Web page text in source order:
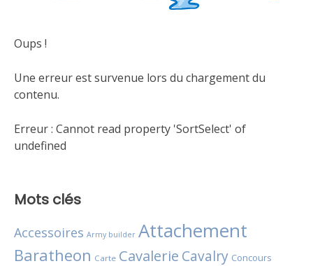
Oups !
Une erreur est survenue lors du chargement du
contenu.
Erreur : Cannot read property 'SortSelect' of
undefined
Mots clés
Accessoires Army builder Attachement
Baratheon Carte Cavalerie Cavalry Concours